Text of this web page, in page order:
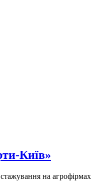
Київ»
на агрофірмах